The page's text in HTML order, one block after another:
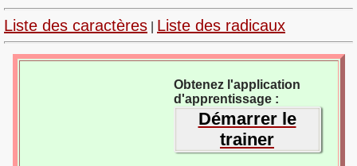
Liste des caractères Liste des radicaux
Obtenez l'application
d'apprentissage :
Démarrer le
trainer